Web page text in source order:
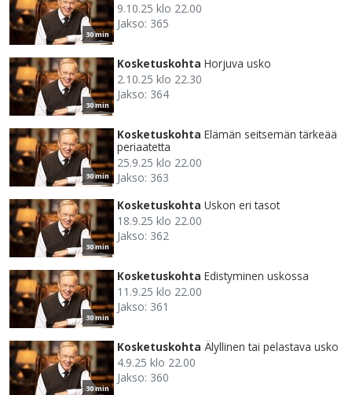
30 min
9.10.25 klo 22.00
Jakso: 365
30 min
Kosketuskohta Horjuva usko
2.10.25 klo 22.30
Jakso: 364
30 min
Kosketuskohta Elämän seitsemän tärkeää
periaatetta
25.9.25 klo 22.00
Jakso: 363
30 min
Kosketuskohta Uskon eri tasot
18.9.25 klo 22.00
Jakso: 362
30 min
Kosketuskohta Edistyminen uskossa
11.9.25 klo 22.00
Jakso: 361
30 min
Kosketuskohta Älyllinen tai pelastava usko
4.9.25 klo 22.00
Jakso: 360